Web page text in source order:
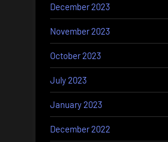
December 2023
November 2023
October 2023
July 2023
January 2023
December 2022